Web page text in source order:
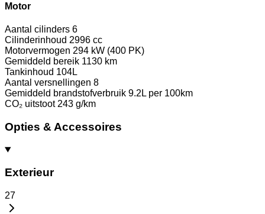
Motor
Aantal cilinders 6
Cilinderinhoud 2996 cc
Motorvermogen 294 kW (400 PK)
Gemiddeld bereik 1130 km
Tankinhoud 104L
Aantal versnellingen 8
Gemiddeld brandstofverbruik 9.2L per 100km
CO₂ uitstoot 243 g/km
Opties & Accessoires
Exterieur
27